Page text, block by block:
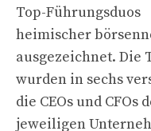
Top-Führungsduos
heimischer
ausgezeichnet. Die
wurden in sechs
die CEOs und CFOs
jeweiligen